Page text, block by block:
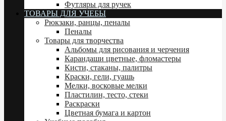
Футляры для ручек
ТОВАРЫ ДЛЯ УЧЕБЫ
Рюкзаки, ранцы, пеналы
Пеналы
Товары для творчества
Альбомы для рисования и черчения
Карандаши цветные, фломастеры
Кисти, стаканы, палитры
Краски, гели, гуашь
Мелки, восковые мелки
Пластилин, тесто, стеки
Раскраски
Цветная бумага и картон